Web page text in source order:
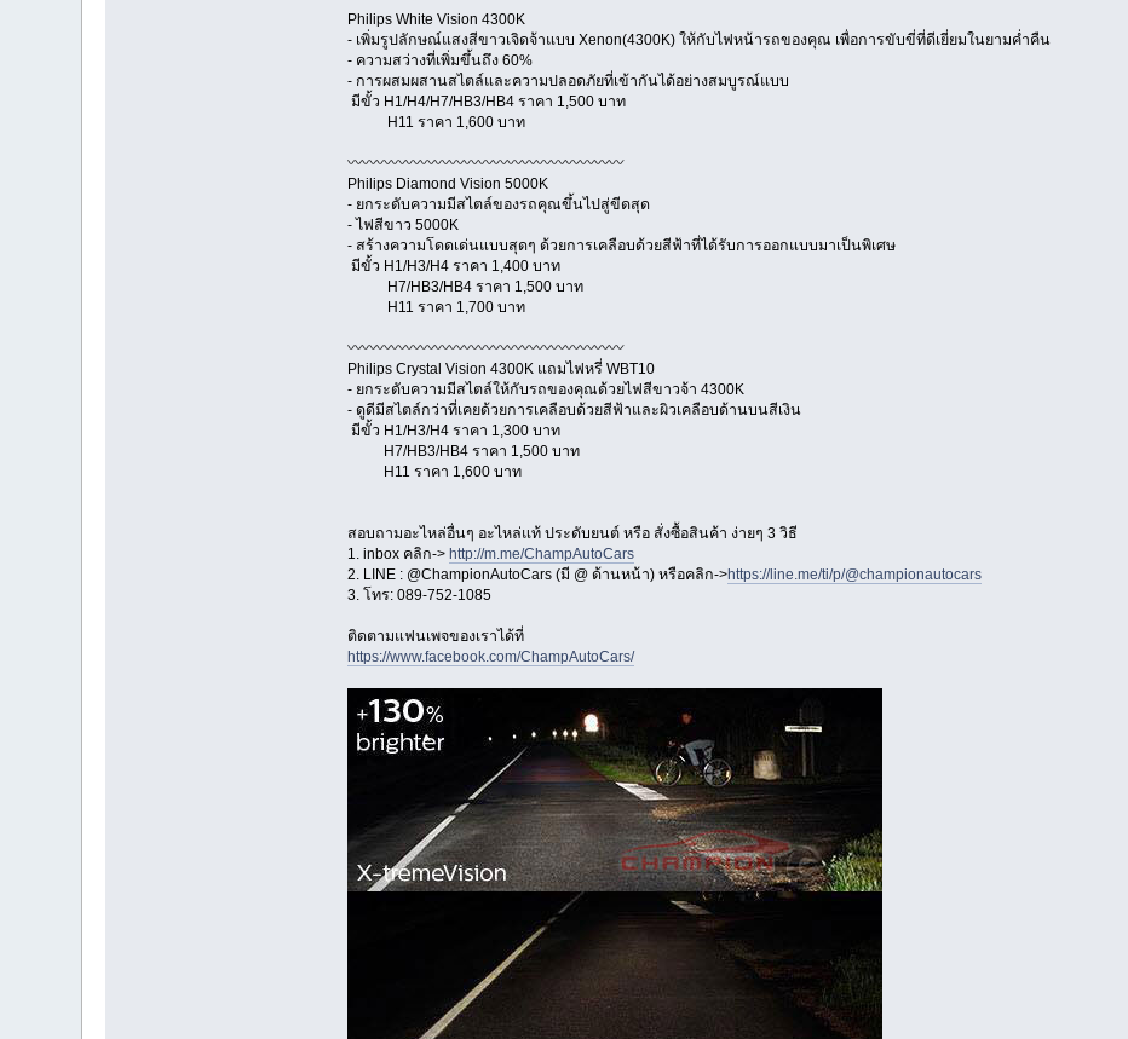
Philips White Vision 4300K
- เพิ่มรูปลักษณ์แสงสีขาวเจิดจ้าแบบ Xenon(4300K) ให้กับไฟหน้ารถของคุณ เพื่อการขับขี่ที่ดีเยี่ยมในยามค่ำคืน
- ความสว่างที่เพิ่มขึ้นถึง 60%
- การผสมผสานสไตล์และความปลอดภัยที่เข้ากันได้อย่างสมบูรณ์แบบ
มีขั้ว H1/H4/H7/HB3/HB4 ราคา 1,500 บาท
H11 ราคา 1,600 บาท
〰〰〰〰〰〰〰〰〰〰〰〰〰〰〰〰〰〰〰
Philips Diamond Vision 5000K
- ยกระดับความมีสไตล์ของรถคุณขึ้นไปสู่ขีดสุด
- ไฟสีขาว 5000K
- สร้างความโดดเด่นแบบสุดๆ ด้วยการเคลือบด้วยสีฟ้าที่ได้รับการออกแบบมาเป็นพิเศษ
มีขั้ว H1/H3/H4 ราคา 1,400 บาท
H7/HB3/HB4 ราคา 1,500 บาท
H11 ราคา 1,700 บาท
〰〰〰〰〰〰〰〰〰〰〰〰〰〰〰〰〰〰〰
Philips Crystal Vision 4300K แถมไฟหรี่ WBT10
- ยกระดับความมีสไตล์ให้กับรถของคุณด้วยไฟสีขาวจ้า 4300K
- ดูดีมีสไตล์กว่าที่เคยด้วยการเคลือบด้วยสีฟ้าและผิวเคลือบด้านบนสีเงิน
มีขั้ว H1/H3/H4 ราคา 1,300 บาท
H7/HB3/HB4 ราคา 1,500 บาท
H11 ราคา 1,600 บาท
สอบถามอะไหล่อื่นๆ อะไหล่แท้ ประดับยนต์ หรือ สั่งซื้อสินค้า ง่ายๆ 3 วิธี
1. inbox คลิก-> http://m.me/ChampAutoCars
2. LINE : @ChampionAutoCars (มี @ ด้านหน้า) หรือคลิก->https://line.me/ti/p/@championautocars
3. โทร: 089-752-1085
ติดตามแฟนเพจของเราได้ที่
https://www.facebook.com/ChampAutoCars/